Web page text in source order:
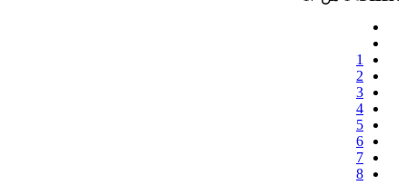
1
2
3
4
5
6
7
8